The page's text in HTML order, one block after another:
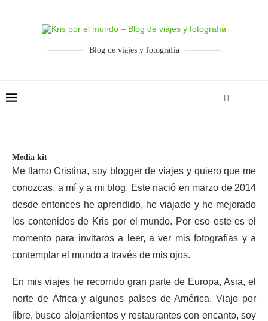
Blog de viajes y fotografía
Media kit
Me llamo Cristina, soy blogger de viajes y quiero que me
conozcas, a mí y a mi blog. Este nació en marzo de 2014
desde entonces he aprendido, he viajado y he mejorado
los contenidos de Kris por el mundo. Por eso este es el
momento para invitaros a leer, a ver mis fotografías y a
contemplar el mundo a través de mis ojos.
En mis viajes he recorrido gran parte de Europa, Asia, el
norte de África y algunos países de América. Viajo por
libre, busco alojamientos y restaurantes con encanto, soy